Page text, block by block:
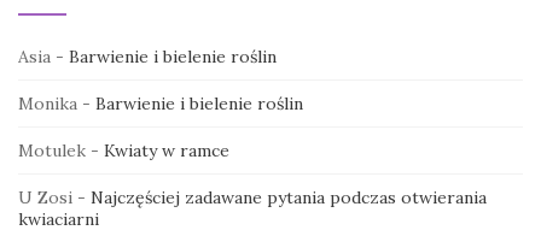
Asia - Barwienie i bielenie roślin
Monika - Barwienie i bielenie roślin
Motulek - Kwiaty w ramce
U Zosi - Najczęściej zadawane pytania podczas otwierania
kwiaciarni